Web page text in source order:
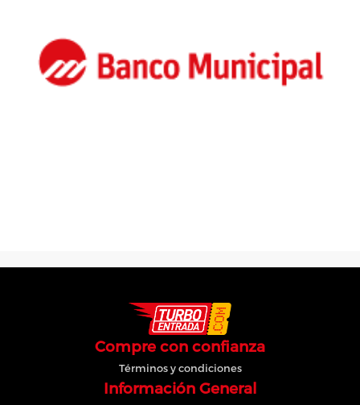
Compre con confianza
Términos y condiciones
Información General